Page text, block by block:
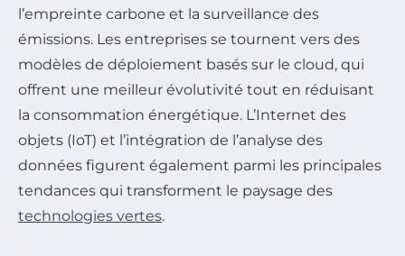
l’empreinte carbone et la surveillance des
émissions. Les entreprises se tournent vers des
modèles de déploiement basés sur le cloud, qui
offrent une meilleur évolutivité tout en réduisant
la consommation énergétique. L’Internet des
objets (IoT) et l’intégration de l’analyse des
données figurent également parmi les principales
tendances qui transforment le paysage des
technologies vertes.